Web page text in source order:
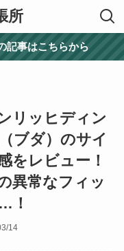
所
記事はこちらから
リッヒディン
ブダ）のサイ
をレビュー！
異常なフィッ
！
14